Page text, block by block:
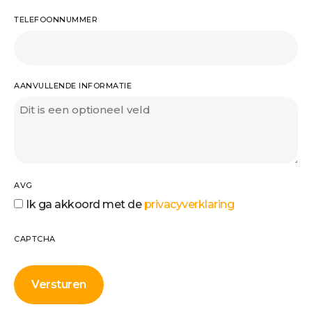
TELEFOONNUMMER
AANVULLENDE INFORMATIE
AVG
Ik ga akkoord met de privacyverklaring
CAPTCHA